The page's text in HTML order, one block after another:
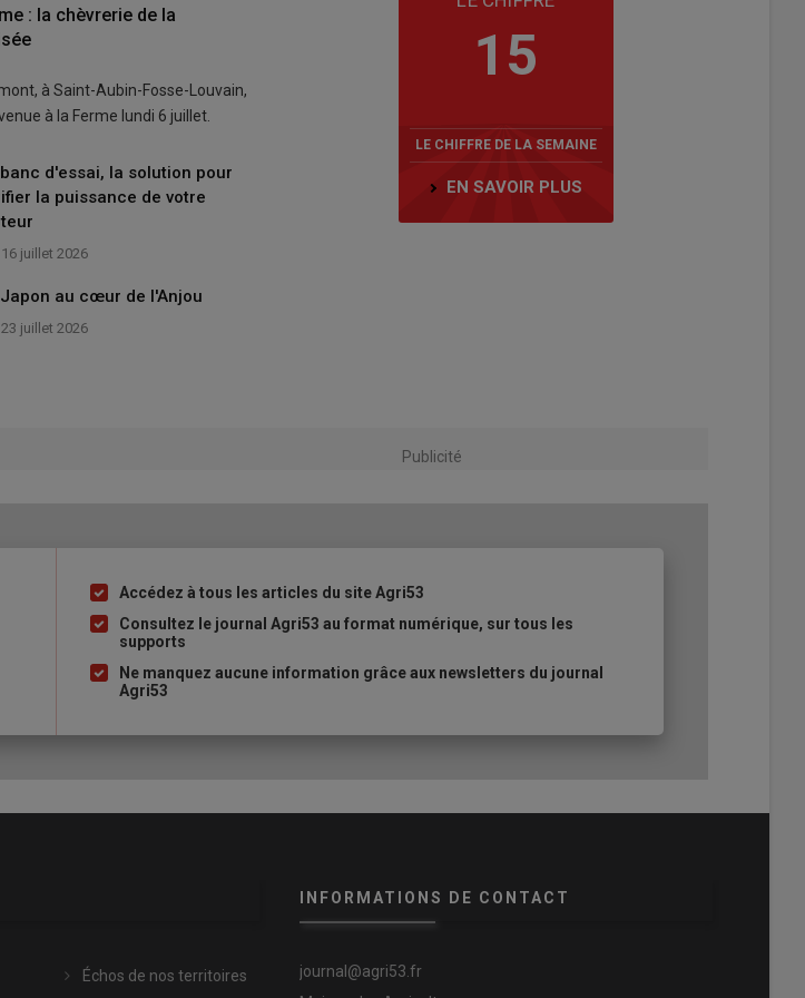
: la chèvrerie de la
à Saint-Aubin-Fosse-Louvain,
à la Ferme lundi 6 juillet.
d'essai, la solution pour
la puissance de votre
16 juillet 2026
au cœur de l'Anjou
23 juillet 2026
15
LE CHIFFRE DE LA SEMAINE
EN SAVOIR PLUS
Publicité
Liste
à
puce
Accédez à tous les articles du site Agri53
Consultez le journal Agri53 au format numérique, sur tous les
supports
Ne manquez aucune information grâce aux newsletters du journal
Agri53
Échos de nos territoires
INFORMATIONS DE CONTACT
journal@agri53.fr